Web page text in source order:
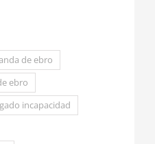
de ebro
ebro
incapacidad